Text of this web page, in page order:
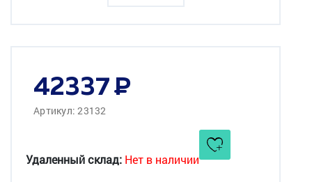
42337
Артикул: 23132
Удаленный склад: Нет в наличии